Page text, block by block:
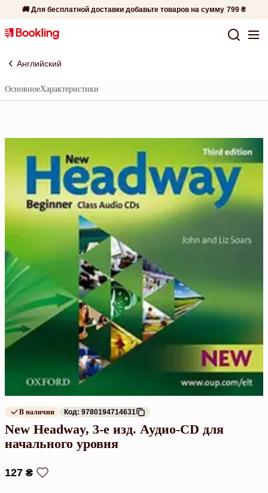
🚚 Для бесплатной доставки добавьте товаров на сумму 799 ₴
Английский
ОсновноеХарактеристики
В наличии Код: 9780194714631
New Headway, 3-е изд. Аудио-CD для
начального уровня
127 ₴